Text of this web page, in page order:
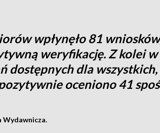
wpłynęło 81
weryfikację. Z kolei w
dostępnych dla wszystkich,
oceniono 41
Wydawnicza.